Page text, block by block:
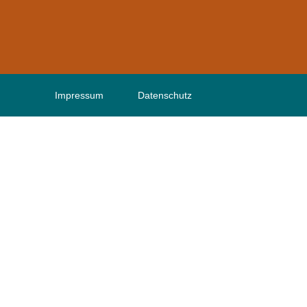
Impressum Datenschutz